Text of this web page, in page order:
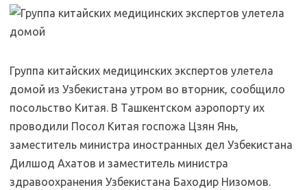
Группа китайских медицинских экспертов улетела
домой из Узбекистана утром во вторник, сообщило
посольство Китая. В Ташкентском аэропорту их
проводили Посол Китая госпожа Цзян Янь,
заместитель министра иностранных дел Узбекистана
Дилшод Ахатов и заместитель министра
здравоохранения Узбекистана Баходир Низомов.